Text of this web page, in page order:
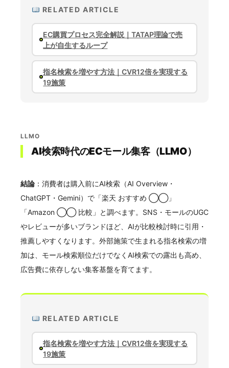
RELATED ARTICLE
EC購買プロセス完全解説｜TATAP理論で売
上が自生するループ
指名検索を増やす方法｜CVR12倍を実現する
19施策
LLMO
AI検索時代のECモール集客（LLMO）
結論：消費者は購入前にAI検索（AI Overview・
ChatGPT・Gemini）で「楽天 おすすめ ◯◯」
「Amazon ◯◯ 比較」と調べます。SNS・モールのUGC
やレビューが多いブランドほど、AIが比較検討時に引用・
推薦しやすくなります。外部施策で生まれる指名検索の増
加は、モール検索順位だけでなくAI検索での露出も高め、
広告費に依存しない集客基盤を育てます。
RELATED ARTICLE
指名検索を増やす方法｜CVR12倍を実現する
19施策